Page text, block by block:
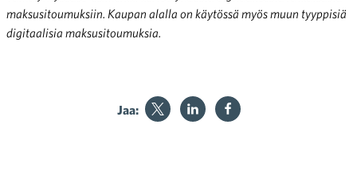
maksusitoumuksiin. Kaupan alalla on käytössä myös muun tyyppisiä
digitaalisia maksusitoumuksia.
Jaa: